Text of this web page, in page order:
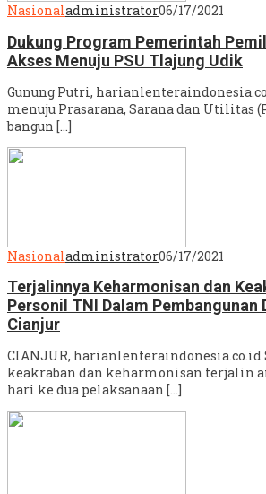
Nasionaladministrator06/17/2021
Dukung Program Pemerintah
Akses Menuju PSU Tlajung Udik
Gunung Putri,
menuju Prasarana, Sarana dan Utilitas
bangun […]
Nasionaladministrator06/17/2021
Terjalinnya Keharmonisan dan
Personil TNI Dalam Pembangunan
Cianjur
CIANJUR, harianlenteraindonesia.co.id
keakraban dan keharmonisan terjalin
hari ke dua pelaksanaan […]